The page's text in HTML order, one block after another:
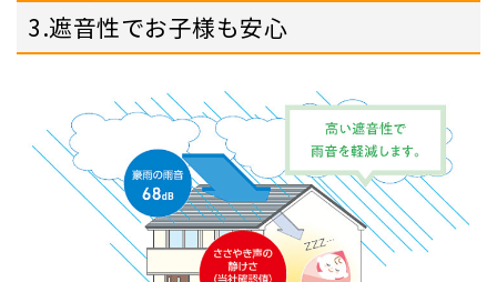
3.遮音性でお子様も安心